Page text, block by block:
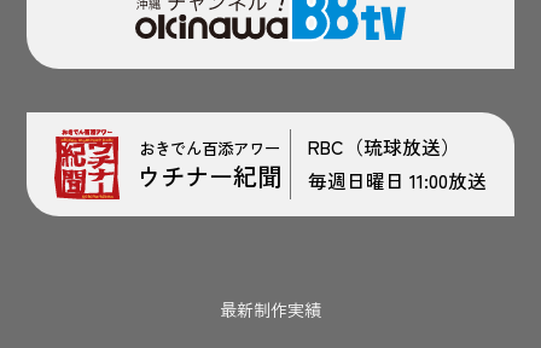
おきでん百添アワー
ウチナー紀聞
RBC（琉球放送）
毎週日曜日 11:00放送
最新制作実績